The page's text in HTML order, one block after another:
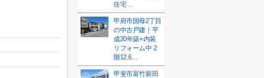
住宅 ...
甲府市国母2丁目
の中古戸建｜平
成20年築×内装
リフォーム中 2
階12.6...
甲斐市富竹新田